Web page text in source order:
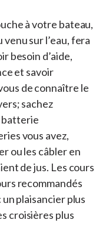
à votre bateau,
sur l’eau, fera
besoin d’aide,
et savoir
de connaître le
sachez
batterie
vous avez,
ou les câbler en
de jus. Les cours
recommandés
un plaisancier plus
croisières plus